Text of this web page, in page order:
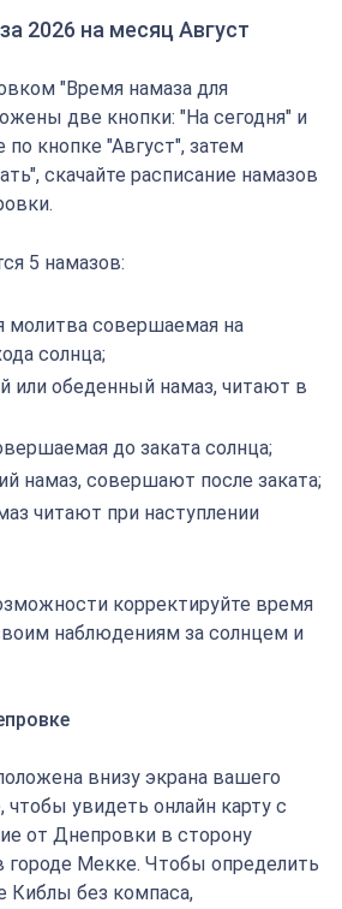
2026 на месяц Август
"Время намаза для
две кнопки: "На сегодня" и
по кнопке "Август", затем
скачайте расписание намазов
5 намазов:
молитва совершаемая на
солнца;
или обеденный намаз, читают в
до заката солнца;
намаз, совершают после заката;
читают при наступлении
корректируйте время
наблюдениям за солнцем и
внизу экрана вашего
увидеть онлайн карту с
от Днепровки в сторону
Мекке. Чтобы определить
Киблы без компаса,